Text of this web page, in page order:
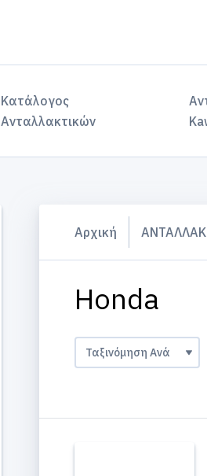
Κατάλογος
Ανταλλακτικών
Αρχική
Honda